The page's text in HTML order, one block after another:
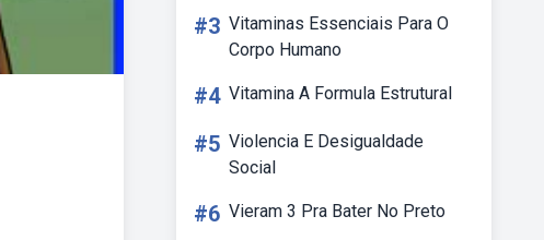
#3 Vitaminas Essenciais Para O
Corpo Humano
#4 Vitamina A Formula Estrutural
#5 Violencia E Desigualdade
Social
#6 Vieram 3 Pra Bater No Preto